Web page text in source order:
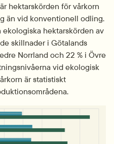
hektarskörden för vårkorn
än vid konventionell odling.
ekologiska hektarskörden av
skillnader i Götalands
Norrland och 22 % i Övre
vid ekologisk
är statistiskt